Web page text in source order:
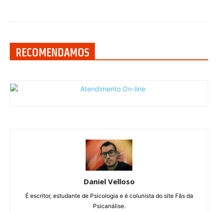
RECOMENDAMOS
Daniel Velloso
É escritor, estudante de Psicologia e é colunista do site Fãs da
Psicanálise.